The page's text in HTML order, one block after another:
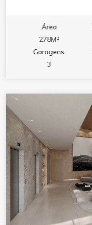
Área
278M²
Garagens
3